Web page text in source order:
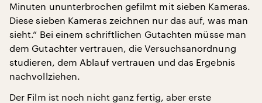
Minuten ununterbrochen gefilmt mit sieben Kameras.
Diese sieben Kameras zeichnen nur das auf, was man
sieht.“ Bei einem schriftlichen Gutachten müsse man
dem Gutachter vertrauen, die Versuchsanordnung
studieren, dem Ablauf vertrauen und das Ergebnis
nachvollziehen.
Der Film ist noch nicht ganz fertig, aber erste